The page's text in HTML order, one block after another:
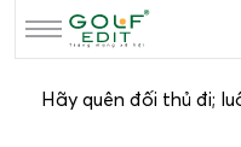
Hãy quên đối thủ đi;